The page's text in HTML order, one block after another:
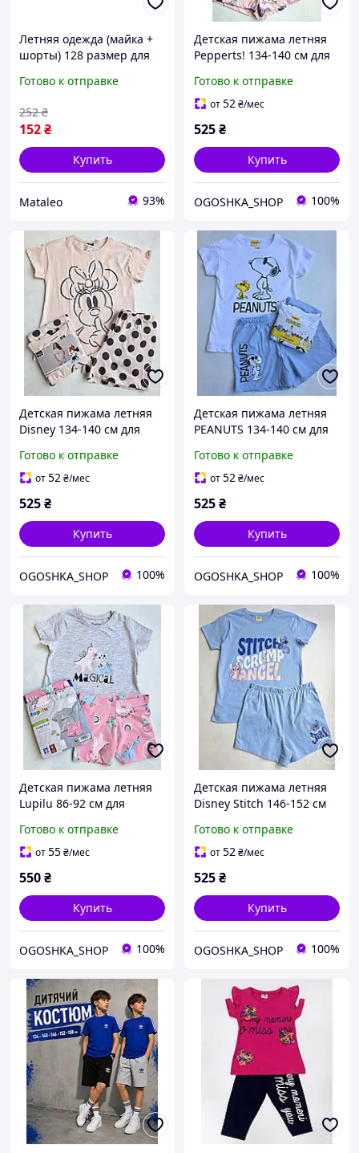
Летняя одежда (майка +
шорты) 128 размер для
Готово к отправке
152₴
252 ₴
Купить
Mataleo 93%
Детская пижама летняя
Pepperts! 134-140 см для
Готово к отправке
от52₴/мес
525₴
Купить
OGOSHKA_SHOP 100%
Детская пижама летняя
Disney 134-140 см для
Готово к отправке
от52₴/мес
525₴
Купить
OGOSHKA_SHOP 100%
Детская пижама летняя
PEANUTS 134-140 см для
Готово к отправке
от52₴/мес
525₴
Купить
OGOSHKA_SHOP 100%
Детская пижама летняя
Lupilu 86-92 см для
Готово к отправке
от55₴/мес
550₴
Купить
OGOSHKA_SHOP 100%
Детская пижама летняя
Disney Stitch 146-152 см
Готово к отправке
от52₴/мес
525₴
Купить
OGOSHKA_SHOP 100%